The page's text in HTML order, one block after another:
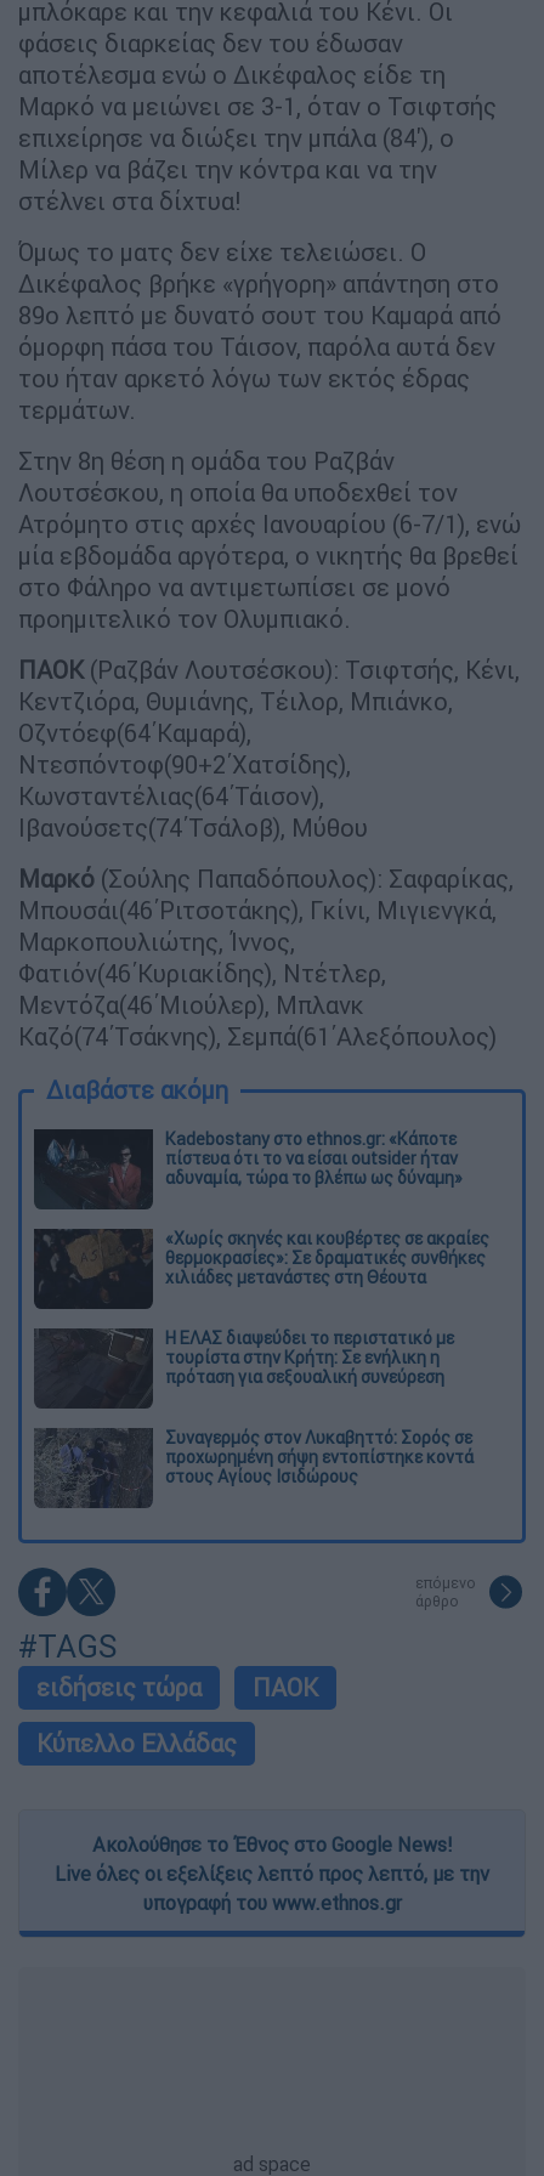
μπλόκαρε και την κεφαλιά του Κένι. Οι
φάσεις διαρκείας δεν του έδωσαν
αποτέλεσμα ενώ ο Δικέφαλος είδε τη
Μαρκό να μειώνει σε 3-1, όταν ο Τσιφτσής
επιχείρησε να διώξει την μπάλα (84'), ο
Μίλερ να βάζει την κόντρα και να την
στέλνει στα δίχτυα!
Όμως το ματς δεν είχε τελειώσει. Ο
Δικέφαλος βρήκε «γρήγορη» απάντηση στο
89ο λεπτό με δυνατό σουτ του Καμαρά από
όμορφη πάσα του Τάισον, παρόλα αυτά δεν
του ήταν αρκετό λόγω των εκτός έδρας
τερμάτων.
Στην 8η θέση η ομάδα του Ραζβάν
Λουτσέσκου, η οποία θα υποδεχθεί τον
Ατρόμητο στις αρχές Ιανουαρίου (6-7/1), ενώ
μία εβδομάδα αργότερα, ο νικητής θα βρεθεί
στο Φάληρο να αντιμετωπίσει σε μονό
προημιτελικό τον Ολυμπιακό.
ΠΑΟΚ(Ραζβάν Λουτσέσκου): Τσιφτσής, Κένι,
Κεντζιόρα, Θυμιάνης, Τέιλορ, Μπιάνκο,
Οζντόεφ(64΄Καμαρά),
Ντεσπόντοφ(90+2΄Χατσίδης),
Κωνσταντέλιας(64΄Τάισον),
Ιβανούσετς(74΄Τσάλοβ), Μύθου
Μαρκό (Σούλης Παπαδόπουλος): Σαφαρίκας,
Μπουσάι(46΄Ριτσοτάκης), Γκίνι, Μιγιενγκά,
Μαρκοπουλιώτης, Ίννος,
Φατιόν(46΄Κυριακίδης), Ντέτλερ,
Μεντόζα(46΄Μιούλερ), Μπλανκ
Καζό(74΄Τσάκνης), Σεμπά(61΄Αλεξόπουλος)
Διαβάστε ακόμη
Kadebostany στο ethnos.gr: «Κάποτε
πίστευα ότι το να είσαι outsider ήταν
αδυναμία, τώρα το βλέπω ως δύναμη»
«Χωρίς σκηνές και κουβέρτες σε ακραίες
θερμοκρασίες»: Σε δραματικές συνθήκες
χιλιάδες μετανάστες στη Θέουτα
Η ΕΛΑΣ διαψεύδει το περιστατικό με
τουρίστα στην Κρήτη: Σε ενήλικη η
πρόταση για σεξουαλική συνεύρεση
Συναγερμός στον Λυκαβηττό: Σορός σε
προχωρημένη σήψη εντοπίστηκε κοντά
στους Αγίους Ισιδώρους
επόμενο
άρθρο
#TAGS
ειδήσεις τώρα
ΠΑΟΚ
Κύπελλο Ελλάδας
Ακολούθησε το Έθνος στο Google News!
Live όλες οι εξελίξεις λεπτό προς λεπτό, με την
υπογραφή του www.ethnos.gr